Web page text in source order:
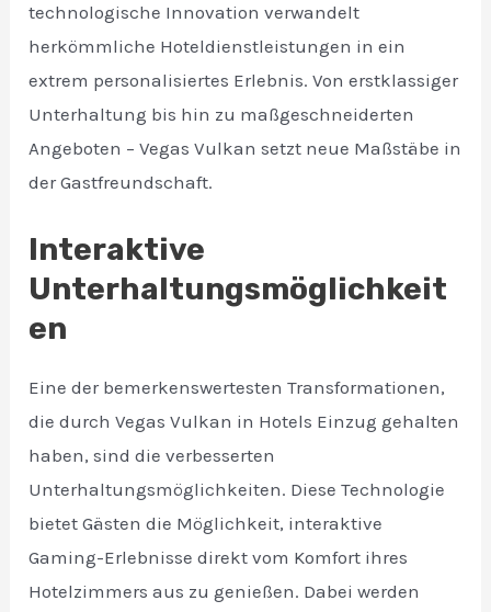
technologische Innovation verwandelt
herkömmliche Hoteldienstleistungen in ein
extrem personalisiertes Erlebnis. Von erstklassiger
Unterhaltung bis hin zu maßgeschneiderten
Angeboten – Vegas Vulkan setzt neue Maßstäbe in
der Gastfreundschaft.
Interaktive
Unterhaltungsmöglichkeit
en
Eine der bemerkenswertesten Transformationen,
die durch Vegas Vulkan in Hotels Einzug gehalten
haben, sind die verbesserten
Unterhaltungsmöglichkeiten. Diese Technologie
bietet Gästen die Möglichkeit, interaktive
Gaming-Erlebnisse direkt vom Komfort ihres
Hotelzimmers aus zu genießen. Dabei werden